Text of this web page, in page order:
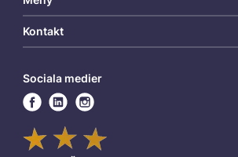
Kontakt
Sociala medier